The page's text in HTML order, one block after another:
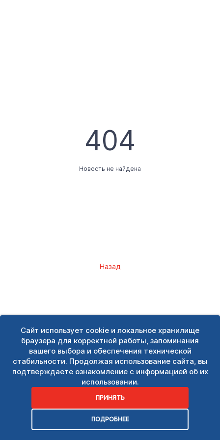
Сайт использует cookie и локальное хранилище
браузера для корректной работы, запоминания
вашего выбора и обеспечения технической
стабильности. Продолжая использование сайта, вы
подтверждаете ознакомление с информацией об их
использовании.
ПРИНЯТЬ
ПОДРОБНЕЕ
404
Новость не найдена
Назад